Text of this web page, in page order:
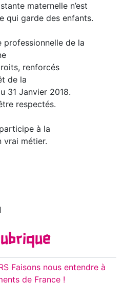
maternelle n’est
qui garde des enfants.
professionnelle de la
renforcés
de la
31 Janvier 2018.
respectés.
à la
vrai métier.
Faisons nous entendre à
de France !